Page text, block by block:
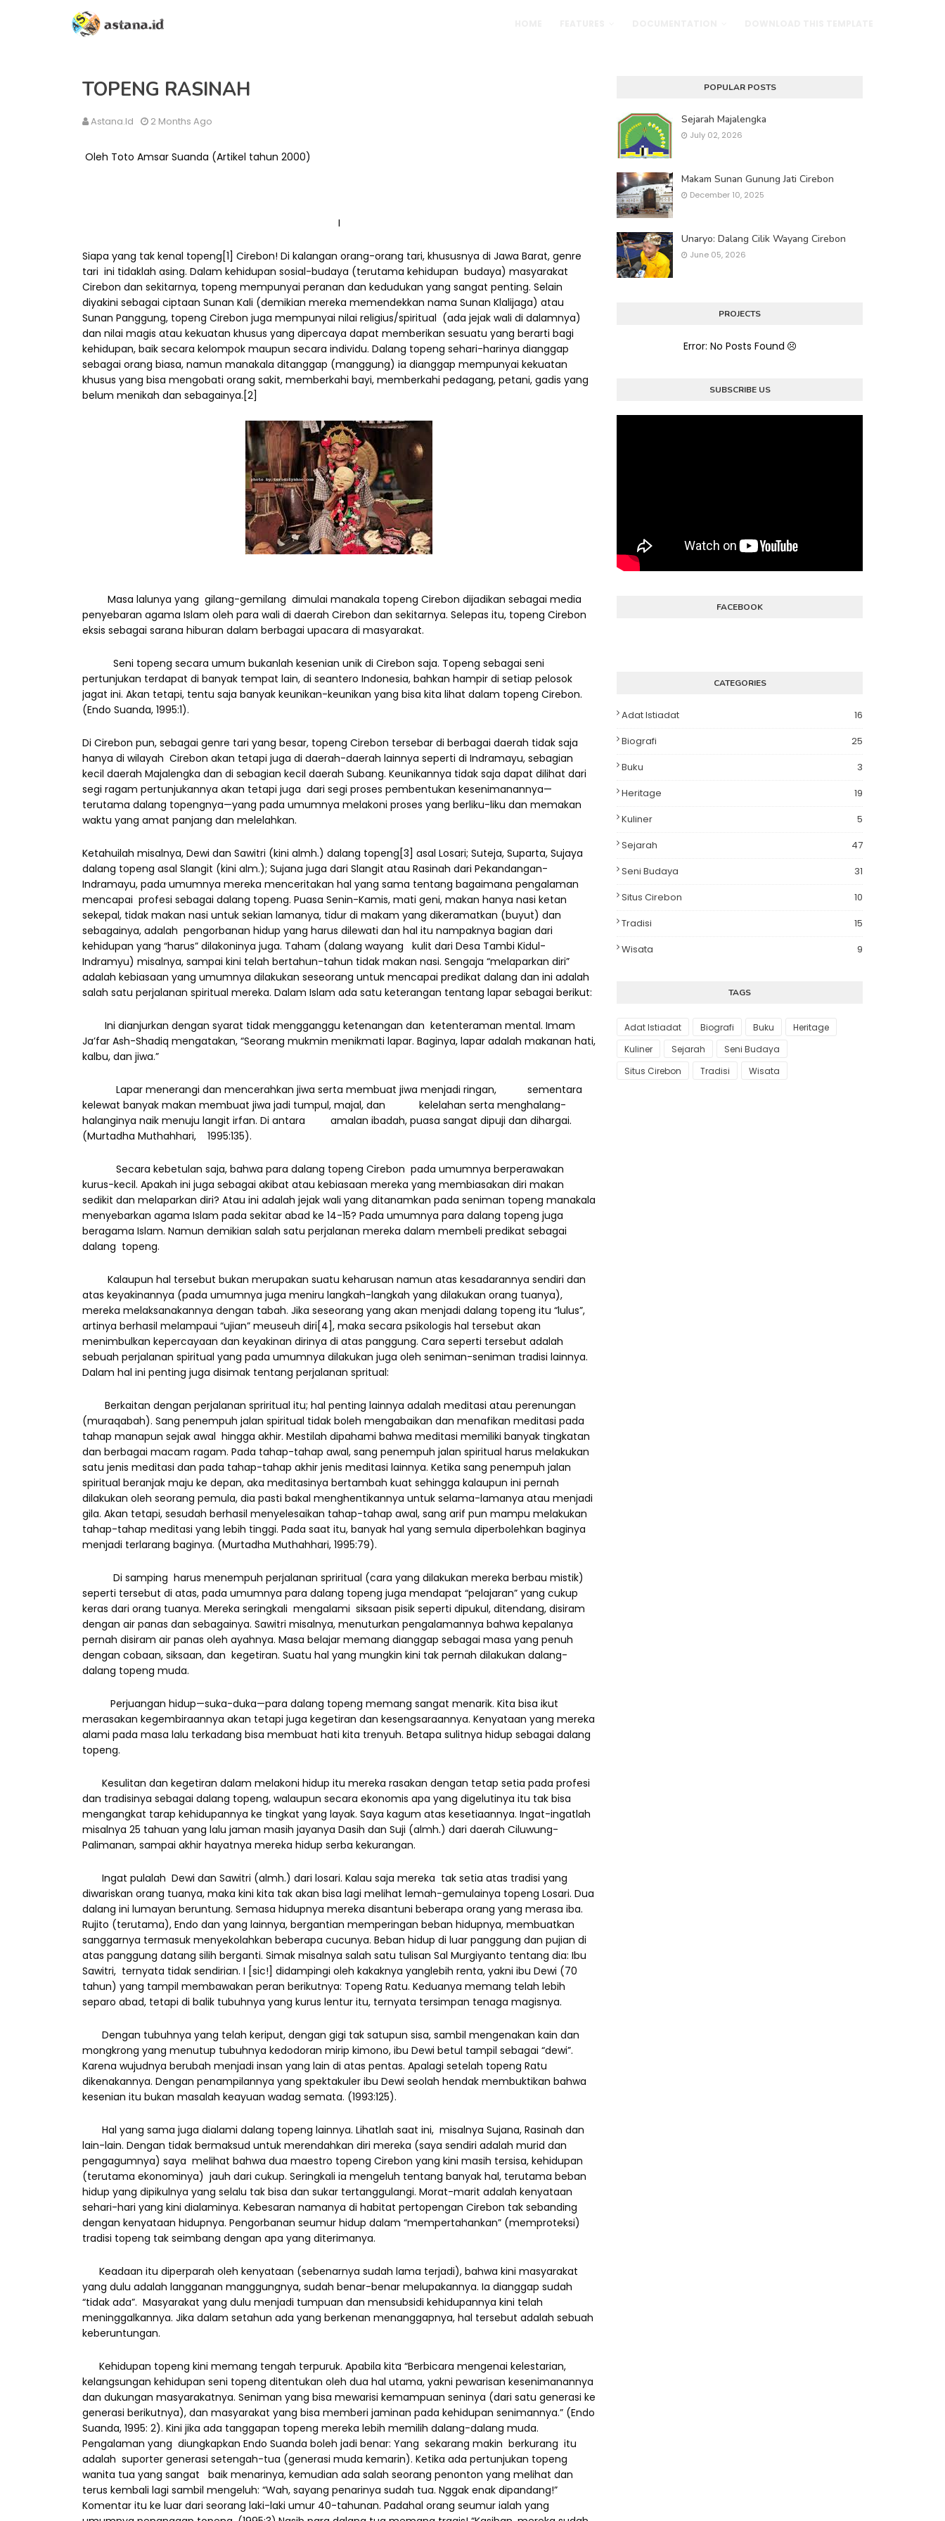
TOPENG RASINAH
Astana.id 2 Months Ago
Oleh Toto Amsar Suanda (Artikel tahun 2000)
I
Siapa yang tak kenal topeng[1] Cirebon! Di kalangan orang-orang tari, khususnya di Jawa Barat, genre
tari ini tidaklah asing. Dalam kehidupan sosial-budaya (terutama kehidupan budaya) masyarakat
Cirebon dan sekitarnya, topeng mempunyai peranan dan kedudukan yang sangat penting. Selain
diyakini sebagai ciptaan Sunan Kali (demikian mereka memendekkan nama Sunan Klalijaga) atau
Sunan Panggung, topeng Cirebon juga mempunyai nilai religius/spiritual (ada jejak wali di dalamnya)
dan nilai magis atau kekuatan khusus yang dipercaya dapat memberikan sesuatu yang berarti bagi
kehidupan, baik secara kelompok maupun secara individu. Dalang topeng sehari-harinya dianggap
sebagai orang biasa, namun manakala ditanggap (manggung) ia dianggap mempunyai kekuatan
khusus yang bisa mengobati orang sakit, memberkahi bayi, memberkahi pedagang, petani, gadis yang
belum menikah dan sebagainya.[2]
Masa lalunya yang gilang-gemilang dimulai manakala topeng Cirebon dijadikan sebagai media
penyebaran agama Islam oleh para wali di daerah Cirebon dan sekitarnya. Selepas itu, topeng Cirebon
eksis sebagai sarana hiburan dalam berbagai upacara di masyarakat.
Seni topeng secara umum bukanlah kesenian unik di Cirebon saja. Topeng sebagai seni
pertunjukan terdapat di banyak tempat lain, di seantero Indonesia, bahkan hampir di setiap pelosok
jagat ini. Akan tetapi, tentu saja banyak keunikan-keunikan yang bisa kita lihat dalam topeng Cirebon.
(Endo Suanda, 1995:1).
Di Cirebon pun, sebagai genre tari yang besar, topeng Cirebon tersebar di berbagai daerah tidak saja
hanya di wilayah Cirebon akan tetapi juga di daerah-daerah lainnya seperti di Indramayu, sebagian
kecil daerah Majalengka dan di sebagian kecil daerah Subang. Keunikannya tidak saja dapat dilihat dari
segi ragam pertunjukannya akan tetapi juga dari segi proses pembentukan kesenimanannya—
terutama dalang topengnya—yang pada umumnya melakoni proses yang berliku-liku dan memakan
waktu yang amat panjang dan melelahkan.
Ketahuilah misalnya, Dewi dan Sawitri (kini almh.) dalang topeng[3] asal Losari; Suteja, Suparta, Sujaya
dalang topeng asal Slangit (kini alm.); Sujana juga dari Slangit atau Rasinah dari Pekandangan-
Indramayu, pada umumnya mereka menceritakan hal yang sama tentang bagaimana pengalaman
mencapai profesi sebagai dalang topeng. Puasa Senin-Kamis, mati geni, makan hanya nasi ketan
sekepal, tidak makan nasi untuk sekian lamanya, tidur di makam yang dikeramatkan (buyut) dan
sebagainya, adalah pengorbanan hidup yang harus dilewati dan hal itu nampaknya bagian dari
kehidupan yang “harus” dilakoninya juga. Taham (dalang wayang kulit dari Desa Tambi Kidul-
Indramyu) misalnya, sampai kini telah bertahun-tahun tidak makan nasi. Sengaja “melaparkan diri”
adalah kebiasaan yang umumnya dilakukan seseorang untuk mencapai predikat dalang dan ini adalah
salah satu perjalanan spiritual mereka. Dalam Islam ada satu keterangan tentang lapar sebagai berikut:
Ini dianjurkan dengan syarat tidak mengganggu ketenangan dan ketenteraman mental. Imam
Ja’far Ash-Shadiq mengatakan, “Seorang mukmin menikmati lapar. Baginya, lapar adalah makanan hati,
kalbu, dan jiwa.”
Lapar menerangi dan mencerahkan jiwa serta membuat jiwa menjadi ringan, sementara
kelewat banyak makan membuat jiwa jadi tumpul, majal, dan kelelahan serta menghalang-
halanginya naik menuju langit irfan. Di antara amalan ibadah, puasa sangat dipuji dan dihargai.
(Murtadha Muthahhari, 1995:135).
Secara kebetulan saja, bahwa para dalang topeng Cirebon pada umumnya berperawakan
kurus-kecil. Apakah ini juga sebagai akibat atau kebiasaan mereka yang membiasakan diri makan
sedikit dan melaparkan diri? Atau ini adalah jejak wali yang ditanamkan pada seniman topeng manakala
menyebarkan agama Islam pada sekitar abad ke 14-15? Pada umumnya para dalang topeng juga
beragama Islam. Namun demikian salah satu perjalanan mereka dalam membeli predikat sebagai
dalang topeng.
Kalaupun hal tersebut bukan merupakan suatu keharusan namun atas kesadarannya sendiri dan
atas keyakinannya (pada umumnya juga meniru langkah-langkah yang dilakukan orang tuanya),
mereka melaksanakannya dengan tabah. Jika seseorang yang akan menjadi dalang topeng itu “lulus”,
artinya berhasil melampaui “ujian” meuseuh diri[4], maka secara psikologis hal tersebut akan
menimbulkan kepercayaan dan keyakinan dirinya di atas panggung. Cara seperti tersebut adalah
sebuah perjalanan spiritual yang pada umumnya dilakukan juga oleh seniman-seniman tradisi lainnya.
Dalam hal ini penting juga disimak tentang perjalanan spritual:
Berkaitan dengan perjalanan spriritual itu; hal penting lainnya adalah meditasi atau perenungan
(muraqabah). Sang penempuh jalan spiritual tidak boleh mengabaikan dan menafikan meditasi pada
tahap manapun sejak awal hingga akhir. Mestilah dipahami bahwa meditasi memiliki banyak tingkatan
dan berbagai macam ragam. Pada tahap-tahap awal, sang penempuh jalan spiritual harus melakukan
satu jenis meditasi dan pada tahap-tahap akhir jenis meditasi lainnya. Ketika sang penempuh jalan
spiritual beranjak maju ke depan, aka meditasinya bertambah kuat sehingga kalaupun ini pernah
dilakukan oleh seorang pemula, dia pasti bakal menghentikannya untuk selama-lamanya atau menjadi
gila. Akan tetapi, sesudah berhasil menyelesaikan tahap-tahap awal, sang arif pun mampu melakukan
tahap-tahap meditasi yang lebih tinggi. Pada saat itu, banyak hal yang semula diperbolehkan baginya
menjadi terlarang baginya. (Murtadha Muthahhari, 1995:79).
Di samping harus menempuh perjalanan spriritual (cara yang dilakukan mereka berbau mistik)
seperti tersebut di atas, pada umumnya para dalang topeng juga mendapat “pelajaran” yang cukup
keras dari orang tuanya. Mereka seringkali mengalami siksaan pisik seperti dipukul, ditendang, disiram
dengan air panas dan sebagainya. Sawitri misalnya, menuturkan pengalamannya bahwa kepalanya
pernah disiram air panas oleh ayahnya. Masa belajar memang dianggap sebagai masa yang penuh
dengan cobaan, siksaan, dan kegetiran. Suatu hal yang mungkin kini tak pernah dilakukan dalang-
dalang topeng muda.
Perjuangan hidup—suka-duka—para dalang topeng memang sangat menarik. Kita bisa ikut
merasakan kegembiraannya akan tetapi juga kegetiran dan kesengsaraannya. Kenyataan yang mereka
alami pada masa lalu terkadang bisa membuat hati kita trenyuh. Betapa sulitnya hidup sebagai dalang
topeng.
Kesulitan dan kegetiran dalam melakoni hidup itu mereka rasakan dengan tetap setia pada profesi
dan tradisinya sebagai dalang topeng, walaupun secara ekonomis apa yang digelutinya itu tak bisa
mengangkat tarap kehidupannya ke tingkat yang layak. Saya kagum atas kesetiaannya. Ingat-ingatlah
misalnya 25 tahuan yang lalu jaman masih jayanya Dasih dan Suji (almh.) dari daerah Ciluwung-
Palimanan, sampai akhir hayatnya mereka hidup serba kekurangan.
Ingat pulalah Dewi dan Sawitri (almh.) dari losari. Kalau saja mereka tak setia atas tradisi yang
diwariskan orang tuanya, maka kini kita tak akan bisa lagi melihat lemah-gemulainya topeng Losari. Dua
dalang ini lumayan beruntung. Semasa hidupnya mereka disantuni beberapa orang yang merasa iba.
Rujito (terutama), Endo dan yang lainnya, bergantian memperingan beban hidupnya, membuatkan
sanggarnya termasuk menyekolahkan beberapa cucunya. Beban hidup di luar panggung dan pujian di
atas panggung datang silih berganti. Simak misalnya salah satu tulisan Sal Murgiyanto tentang dia: Ibu
Sawitri, ternyata tidak sendirian. I [sic!] didampingi oleh kakaknya yanglebih renta, yakni ibu Dewi (70
tahun) yang tampil membawakan peran berikutnya: Topeng Ratu. Keduanya memang telah lebih
separo abad, tetapi di balik tubuhnya yang kurus lentur itu, ternyata tersimpan tenaga magisnya.
Dengan tubuhnya yang telah keriput, dengan gigi tak satupun sisa, sambil mengenakan kain dan
mongkrong yang menutup tubuhnya kedodoran mirip kimono, ibu Dewi betul tampil sebagai “dewi”.
Karena wujudnya berubah menjadi insan yang lain di atas pentas. Apalagi setelah topeng Ratu
dikenakannya. Dengan penampilannya yang spektakuler ibu Dewi seolah hendak membuktikan bahwa
kesenian itu bukan masalah keayuan wadag semata. (1993:125).
Hal yang sama juga dialami dalang topeng lainnya. Lihatlah saat ini, misalnya Sujana, Rasinah dan
lain-lain. Dengan tidak bermaksud untuk merendahkan diri mereka (saya sendiri adalah murid dan
pengagumnya) saya melihat bahwa dua maestro topeng Cirebon yang kini masih tersisa, kehidupan
(terutama ekonominya) jauh dari cukup. Seringkali ia mengeluh tentang banyak hal, terutama beban
hidup yang dipikulnya yang selalu tak bisa dan sukar tertanggulangi. Morat-marit adalah kenyataan
sehari-hari yang kini dialaminya. Kebesaran namanya di habitat pertopengan Cirebon tak sebanding
dengan kenyataan hidupnya. Pengorbanan seumur hidup dalam “mempertahankan” (memproteksi)
tradisi topeng tak seimbang dengan apa yang diterimanya.
Keadaan itu diperparah oleh kenyataan (sebenarnya sudah lama terjadi), bahwa kini masyarakat
yang dulu adalah langganan manggungnya, sudah benar-benar melupakannya. Ia dianggap sudah
“tidak ada”. Masyarakat yang dulu menjadi tumpuan dan mensubsidi kehidupannya kini telah
meninggalkannya. Jika dalam setahun ada yang berkenan menanggapnya, hal tersebut adalah sebuah
keberuntungan.
Kehidupan topeng kini memang tengah terpuruk. Apabila kita “Berbicara mengenai kelestarian,
kelangsungan kehidupan seni topeng ditentukan oleh dua hal utama, yakni pewarisan kesenimanannya
dan dukungan masyarakatnya. Seniman yang bisa mewarisi kemampuan seninya (dari satu generasi ke
generasi berikutnya), dan masyarakat yang bisa memberi jaminan pada kehidupan senimannya.” (Endo
Suanda, 1995: 2). Kini jika ada tanggapan topeng mereka lebih memilih dalang-dalang muda.
Pengalaman yang diungkapkan Endo Suanda boleh jadi benar: Yang sekarang makin berkurang itu
adalah suporter generasi setengah-tua (generasi muda kemarin). Ketika ada pertunjukan topeng
wanita tua yang sangat baik menarinya, kemudian ada salah seorang penonton yang melihat dan
terus kembali lagi sambil mengeluh: “Wah, sayang penarinya sudah tua. Nggak enak dipandang!”
Komentar itu ke luar dari seorang laki-laki umur 40-tahunan. Padahal orang seumur ialah yang
POPULAR POSTS
Sejarah Majalengka
July 02, 2026
Makam Sunan Gunung Jati Cirebon
December 10, 2025
Unaryo: Dalang Cilik Wayang Cirebon
June 05, 2026
PROJECTS
Error: No Posts Found
SUBSCRIBE US
FACEBOOK
CATEGORIES
Adat Istiadat
16
Biografi
25
Buku
3
Heritage
19
Kuliner
5
Sejarah
47
Seni Budaya
31
Situs Cirebon
10
Tradisi
15
Wisata
9
TAGS
Adat Istiadat Biografi Buku
Heritage
Kuliner
Sejarah
Seni Budaya
Situs Cirebon
Tradisi Wisata